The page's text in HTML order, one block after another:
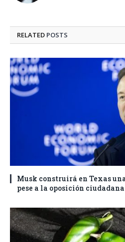
RELATED POSTS
Musk construirá en Texas
pese a la oposición ciudadana